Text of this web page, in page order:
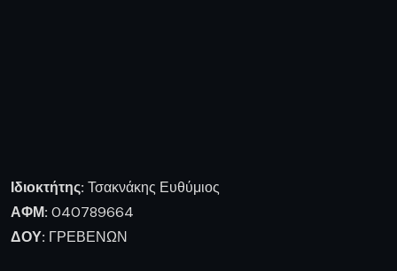
Ιδιοκτήτης: Τσακνάκης Ευθύμιος
ΑΦΜ: 040789664
ΔΟΥ: ΓΡΕΒΕΝΩΝ